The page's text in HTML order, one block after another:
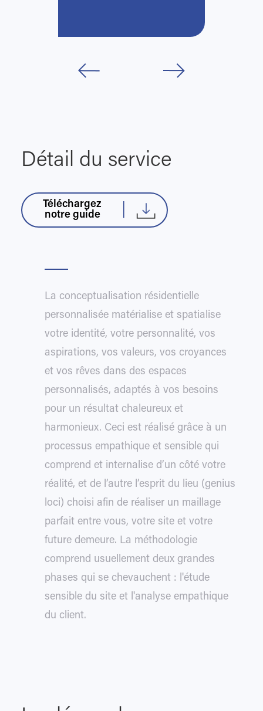
Détail du service
Téléchargez
notre guide
La conceptualisation résidentielle
personnalisée matérialise et spatialise
votre identité, votre personnalité, vos
aspirations, vos valeurs, vos croyances
et vos rêves dans des espaces
personnalisés, adaptés à vos besoins
pour un résultat chaleureux et
harmonieux. Ceci est réalisé grâce à un
processus empathique et sensible qui
comprend et internalise d’un côté votre
réalité, et de l’autre l’esprit du lieu (genius
loci) choisi afin de réaliser un maillage
parfait entre vous, votre site et votre
future demeure. La méthodologie
comprend usuellement deux grandes
phases qui se chevauchent : l'étude
sensible du site et l'analyse empathique
du client.